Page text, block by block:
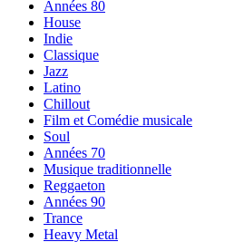
Années 80
House
Indie
Classique
Jazz
Latino
Chillout
Film et Comédie musicale
Soul
Années 70
Musique traditionnelle
Reggaeton
Années 90
Trance
Heavy Metal